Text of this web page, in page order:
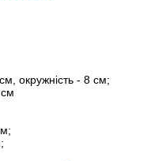
окружність - 8 см;